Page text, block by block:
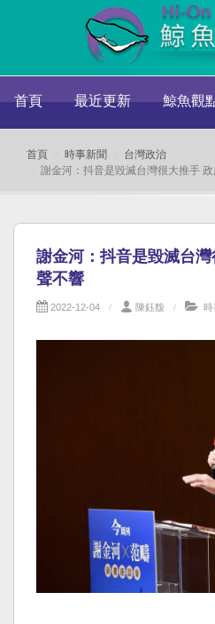
首頁 最近更新 鯨魚觀
首頁 時事新聞
台灣政治
謝金河：抖音是毀滅台灣很大推手
謝金河：抖音是毀滅台
聲不響
2022-12-04 陳鈺馥 時